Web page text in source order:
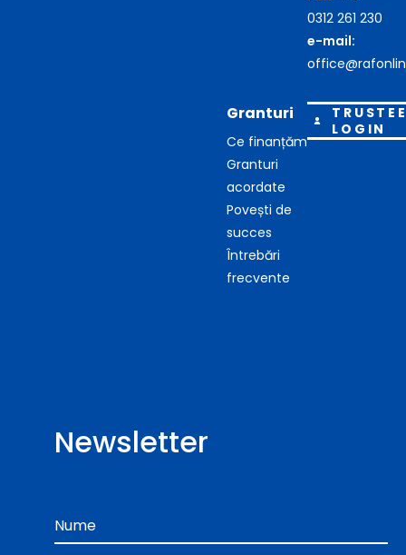
Granturi
Ce finanțăm
Granturi
acordate
Povești de
succes
Întrebări
frecvente
0312 261 230
e-mail:
LOGIN
Newsletter
Nume